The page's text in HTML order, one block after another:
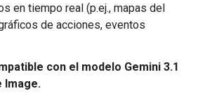
en tiempo real (p.ej., mapas del
de acciones, eventos
con el modelo Gemini 3.1
Image.